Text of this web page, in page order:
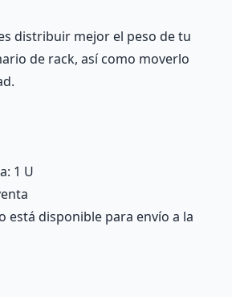
distribuir mejor el peso de tu
de rack, así como moverlo
: 1 U
está disponible para envío a la